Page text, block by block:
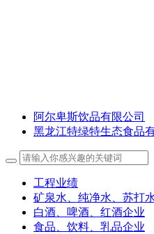
阿尔卑斯饮品有限公司
黑龙江特绿特生态食品
工程业绩
矿泉水、纯净水、苏打
白酒、啤酒、红酒企业
食品、饮料、乳品企业